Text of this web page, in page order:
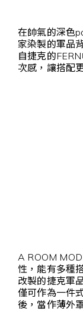
在帥氣的深色
家染製的軍品
自捷克的
次感，讓搭配
A ROOM
性，能有多種
改製的捷克軍
僅可作為一件
後，當作薄外